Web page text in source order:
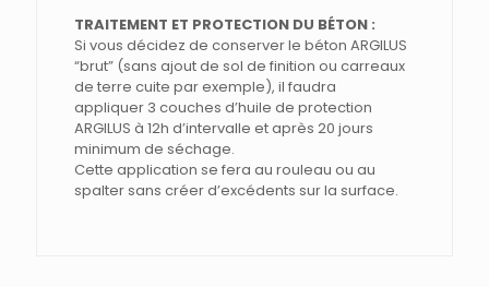
TRAITEMENT ET PROTECTION DU BÉTON :
Si vous décidez de conserver le béton ARGILUS
“brut” (sans ajout de sol de finition ou carreaux
de terre cuite par exemple), il faudra
appliquer 3 couches d’huile de protection
ARGILUS à 12h d’intervalle et après 20 jours
minimum de séchage.
Cette application se fera au rouleau ou au
spalter sans créer d’excédents sur la surface.